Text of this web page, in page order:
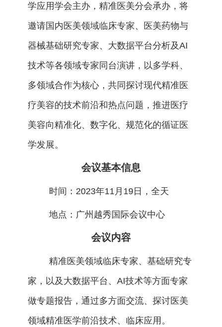
学应用学会主办，精准医美分会承办，将
邀请国内医美领域临床专家、医美药物与
器械基础研究专家、大数据平台分析及AI
技术等各领域专家同台演讲，以多学科、
多领域合作为核心，共同探讨现代精准医
疗美容的技术前沿和热点问题，推进医疗
美容向精准化、数字化、规范化的循证医
学发展。
会议基本信息
时间：2023年11月19日，全天
地点：广州越秀国际会议中心
会议内容
精准医美领域临床专家、基础研究专
家，以及大数据平台、AI技术等方面专家
做专题报告，通过多方面交流、探讨医美
领域精准医学前沿技术、临床应用。